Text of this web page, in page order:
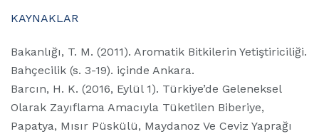
KAYNAKLAR
Bakanlığı, T. M. (2011). Aromatik Bitkilerin Yetiştiriciliği.
Bahçecilik (s. 3-19). içinde Ankara.
Barcın, H. K. (2016, Eylül 1). Türkiye’de Geleneksel
Olarak Zayıflama Amacıyla Tüketilen Biberiye,
Papatya, Mısır Püskülü, Maydanoz Ve Ceviz Yaprağı